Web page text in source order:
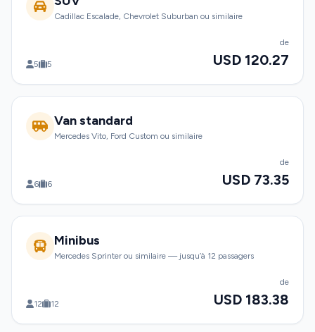
Cadillac Escalade, Chevrolet Suburban ou similaire
5 5
de
USD 120.27
Van standard
Mercedes Vito, Ford Custom ou similaire
6 6
de
USD 73.35
Minibus
Mercedes Sprinter ou similaire — jusqu’à 12 passagers
12 12
de
USD 183.38